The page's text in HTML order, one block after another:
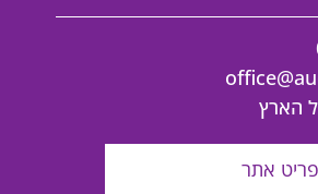
הארץ
אתר